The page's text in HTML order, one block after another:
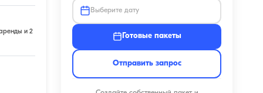
и 2
Выберите дату
Готовые пакеты
Отправить запрос